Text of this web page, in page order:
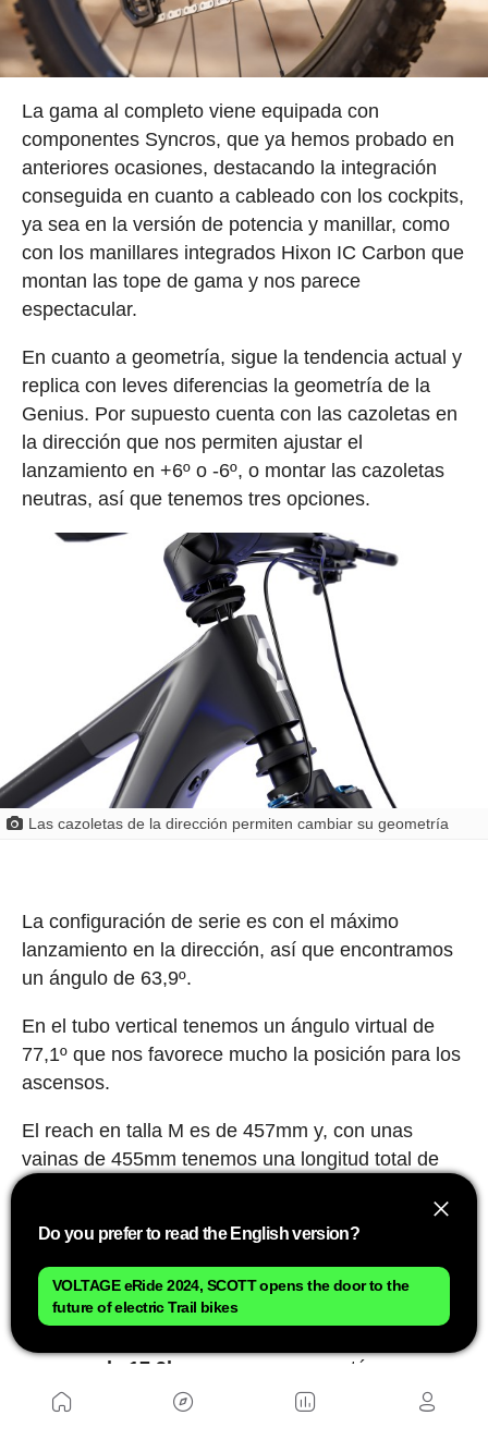
La gama al completo viene equipada con
componentes Syncros, que ya hemos probado en
anteriores ocasiones, destacando la integración
conseguida en cuanto a cableado con los cockpits,
ya sea en la versión de potencia y manillar, como
con los manillares integrados Hixon IC Carbon que
montan las tope de gama y nos parece
espectacular.
En cuanto a geometría, sigue la tendencia actual y
replica con leves diferencias la geometría de la
Genius. Por supuesto cuenta con las cazoletas en
la dirección que nos permiten ajustar el
lanzamiento en +6º o -6º, o montar las cazoletas
neutras, así que tenemos tres opciones.
Las cazoletas de la dirección permiten cambiar su geometría
La configuración de serie es con el máximo
lanzamiento en la dirección, así que encontramos
un ángulo de 63,9º.
En el tubo vertical tenemos un ángulo virtual de
77,1º que nos favorece mucho la posición para los
ascensos.
El reach en talla M es de 457mm y, con unas
vainas de 455mm tenemos una longitud total de
Además de una geometría a la última, la Scott
Voltage cuenta con un centro de gravedad
peso es de 17,9kg
, pero ese peso está
concentrado en torno al pedalier ya que, por
Do you prefer to read the English version?
VOLTAGE eRide 2024, SCOTT opens the door to the
future of electric Trail bikes